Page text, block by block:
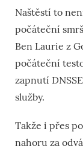
Naštěstí to
počáteční
Ben Laurie z
počáteční
zapnutí
služby.
Takže i přes
nahoru za